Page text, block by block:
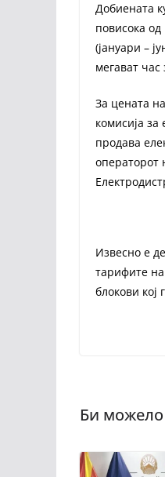
Добиената
повисока
(јануари –
мегават
За цената
комисија
продава
операторот
Извесно е
тарифите
блокови кој